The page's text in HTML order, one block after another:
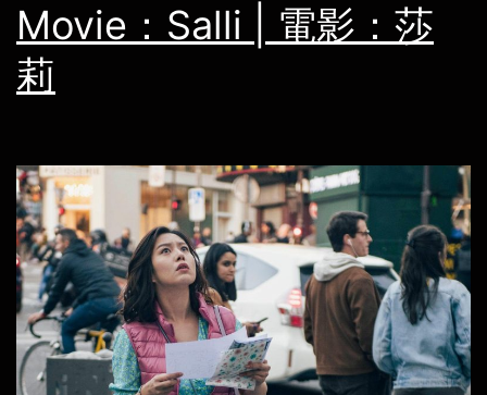
Movie：Salli | 電影：莎
莉